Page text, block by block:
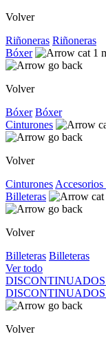
Volver
Riñoneras Riñoneras
Bóxer
Volver
Bóxer Bóxer
Cinturones
Volver
Cinturones
Billeteras
Volver
Billeteras Billeteras
Ver todo
DISCONTINUADOS
DISCONTINUADOS
Volver